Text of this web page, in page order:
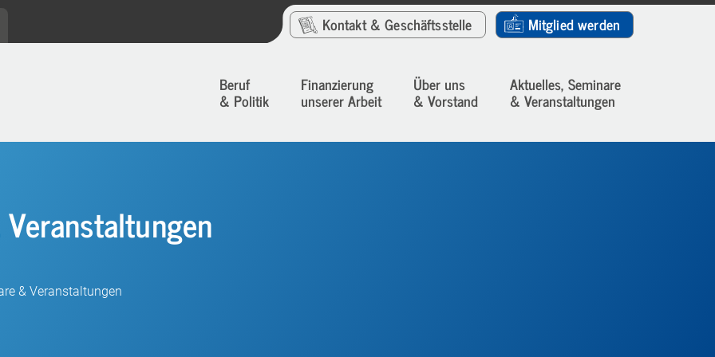
Kontakt& Geschäftsstelle Mitglied werden
Beruf
& Politik
Finanzierung
unserer Arbeit
Über uns
& Vorstand
Aktuelles, Seminare
& Veranstaltungen
& Veranstaltungen